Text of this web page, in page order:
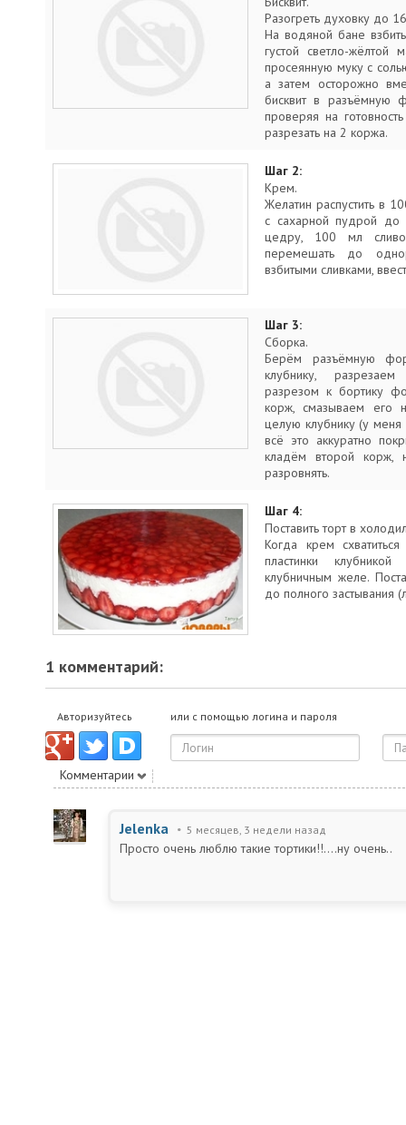
Разогреть духовку до
На водяной бане
густой светло-жёлтой
просеянную муку с
а затем осторожно
бисквит в разъёмную
проверяя на
разрезать на 2 коржа.
Шаг 2:
Крем.
Желатин распустить в
с сахарной пудрой до
цедру, 100 мл
перемешать до
взбитыми сливками,
Шаг 3:
Сборка.
Берём разъёмную
клубнику,
разрезом к бортику
корж, смазываем его
целую клубнику (у
всё это аккуратно
кладём второй корж,
разровнять.
Шаг 4:
Поставить торт в
Когда крем
пластинки
клубничным желе.
до полного застывания
1 комментарий:
Авторизуйтесь или с помощью логина и пароля
Комментарии
Jelenka 5 месяцев, 3 недели назад
Просто очень люблю такие тортики!!....ну очень..